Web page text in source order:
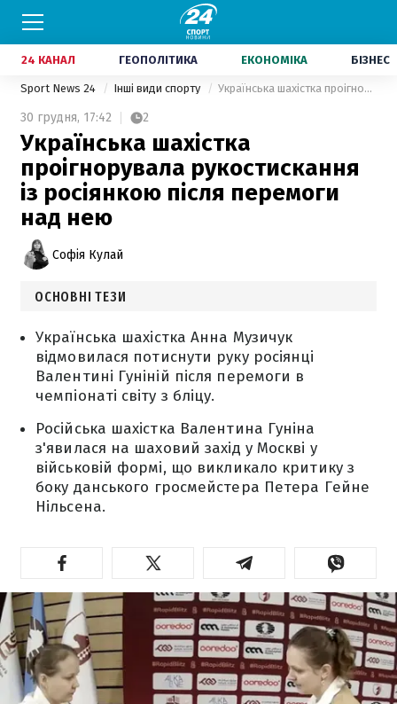
24 КАНАЛ ГЕОПОЛІТИКА ЕКОНОМІКА БІЗНЕС
Sport News 24 Інші види спорту Українська шахістка проігнорувала рукостискання із росіянкою після перемоги над нею
30 грудня, 17:42 2
Українська шахістка
проігнорувала рукостискання
із росіянкою після перемоги
над нею
Софія Кулай
ОСНОВНІ ТЕЗИ
Українська шахістка Анна Музичук
відмовилася потиснути руку росіянці
Валентині Гуніній після перемоги в
чемпіонаті світу з бліцу.
Російська шахістка Валентина Гуніна
з'явилася на шаховий захід у Москві у
військовій формі, що викликало критику з
боку данського гросмейстера Петера Гейне
Нільсена.